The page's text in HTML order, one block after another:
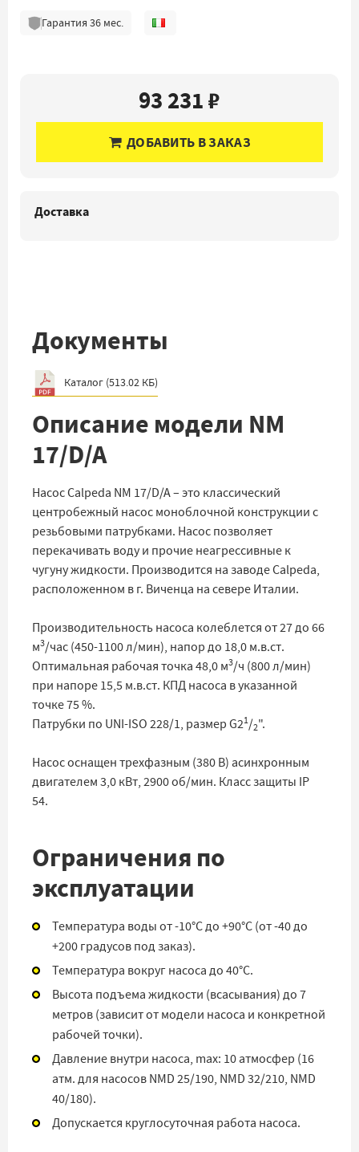
Гарантия 36мес.
93 231 ₽
ДОБАВИТЬ В ЗАКАЗ
Доставка
Документы
Каталог (513.02 КБ)
Описание модели NM
17/D/A
Насос Calpeda NM 17/D/A – это классический
центробежный насос моноблочной конструкции с
резьбовыми патрубками. Насос позволяет
перекачивать воду и прочие неагрессивные к
чугуну жидкости. Производится на заводе Calpeda,
расположенном в г. Виченца на севере Италии.
Производительность насоса колеблется от 27 до 66
м3/час (450-1100 л/мин), напор до 18,0 м.в.ст.
Оптимальная рабочая точка 48,0 м3/ч (800 л/мин)
при напоре 15,5 м.в.ст. КПД насоса в указанной
точке 75 %.
Патрубки по UNI-ISO 228/1, размер G21/2".
Насос оснащен трехфазным (380 В) асинхронным
двигателем 3,0 кВт, 2900 об/мин. Класс защиты IP
54.
Ограничения по
эксплуатации
Температура воды от -10°C до +90°C (от -40 до
+200 градусов под заказ).
Температура вокруг насоса до 40°C.
Высота подъема жидкости (всасывания) до 7
метров (зависит от модели насоса и конкретной
рабочей точки).
Давление внутри насоса, max: 10 атмосфер (16
атм. для насосов NMD 25/190, NMD 32/210, NMD
40/180).
Допускается круглосуточная работа насоса.